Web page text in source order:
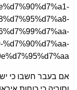
%d7%90%d7%aa-
אם בעבר חשבו כי